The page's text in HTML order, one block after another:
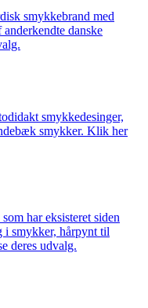
smykkebrand med
danske
smykkedesinger,
smykker. Klik her
har eksisteret siden
i smykker, hårpynt til
deres udvalg.